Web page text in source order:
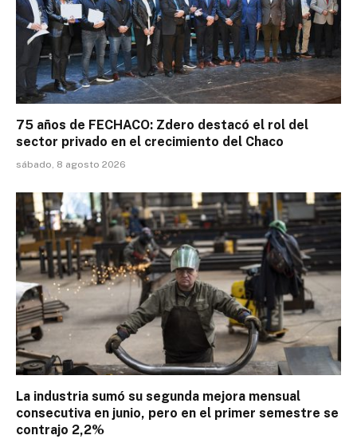
75 años de FECHACO: Zdero destacó el rol del
sector privado en el crecimiento del Chaco
sábado, 8 agosto 2026
La industria sumó su segunda mejora mensual
consecutiva en junio, pero en el primer semestre se
contrajo 2,2%